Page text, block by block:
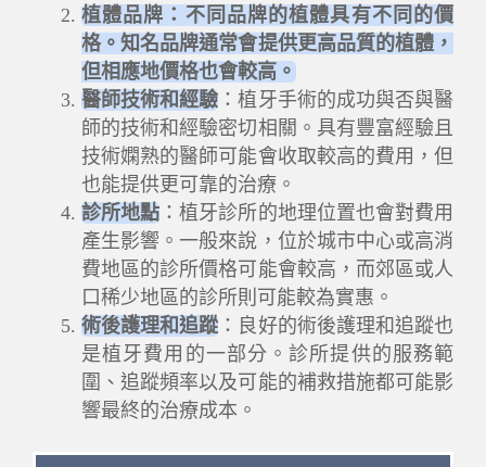
植體品牌：不同品牌的植體具有不同的價
格。知名品牌通常會提供更高品質的植體，
但相應地價格也會較高。
醫師技術和經驗 ：植牙手術的成功與否與醫
師的技術和經驗密切相關。具有豐富經驗且
技術嫻熟的醫師可能會收取較高的費用，但
也能提供更可靠的治療。
診所地點 ：植牙診所的地理位置也會對費用
產生影響。一般來說，位於城市中心或高消
費地區的診所價格可能會較高，而郊區或人
口稀少地區的診所則可能較為實惠。
術後護理和追蹤：良好的術後護理和追蹤也
是植牙費用的一部分。診所提供的服務範
圍、追蹤頻率以及可能的補救措施都可能影
響最終的治療成本。